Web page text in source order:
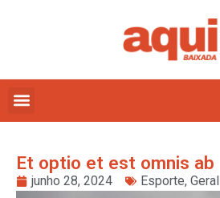
Et optio et est omnis ab
junho 28, 2024 Esporte, Geral